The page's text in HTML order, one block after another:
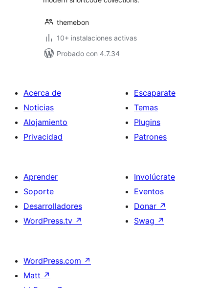
themebon
10+ instalaciones activas
Probado con 4.7.34
Acerca de
Noticias
Alojamiento
Privacidad
Escaparate
Temas
Plugins
Patrones
Aprender
Soporte
Desarrolladores
WordPress.tv ↗
Involúcrate
Eventos
Donar ↗
Swag ↗
WordPress.com ↗
Matt ↗